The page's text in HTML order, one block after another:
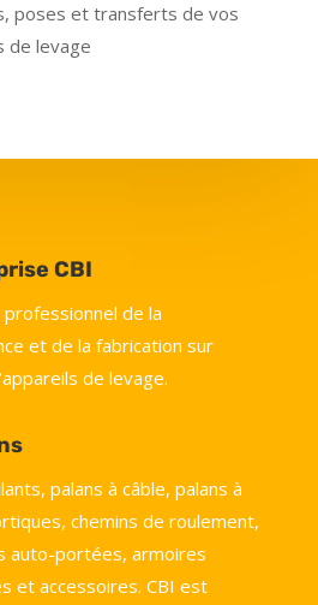
poses et transferts de vos
de levage
CBI
de la
et de la fabrication sur
de levage.
palans à câble, palans à
chemins de roulement,
auto-portées, armoires
et accessoires. CBI est